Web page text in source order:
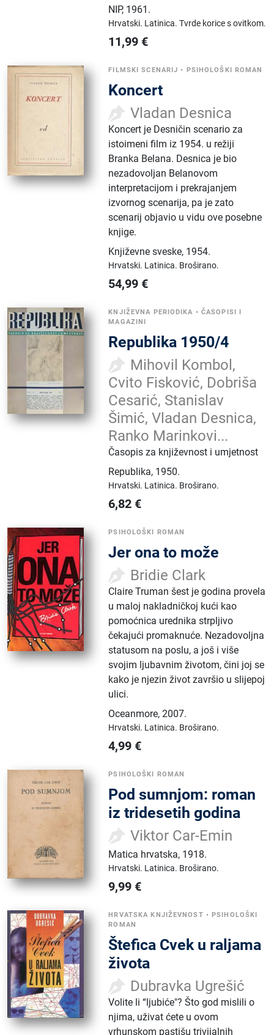
NIP, 1961.
Hrvatski. Latinica.Tvrde korice s ovitkom.
11,99 €
FILMSKI SCENARIJ • PSIHOLOŠKI ROMAN
Koncert
Vladan Desnica
Koncert je Desničin scenario za
istoimeni film iz 1954. u režiji
Branka Belana. Desnica je bio
nezadovoljan Belanovom
interpretacijom i prekrajanjem
izvornog scenarija, pa je zato
scenarij objavio u vidu ove posebne
knjige.
Književne sveske, 1954.
Hrvatski. Latinica. Broširano.
54,99 €
KNJIŽEVNA PERIODIKA • ČASOPISI I
MAGAZINI
Republika 1950/4
Mihovil Kombol,
Cvito Fisković, Dobriša
Cesarić, Stanislav
Šimić, Vladan Desnica,
Ranko Marinkovi...
Časopis za književnost i umjetnost
Republika, 1950.
Hrvatski. Latinica. Broširano.
6,82 €
PSIHOLOŠKI ROMAN
Jer ona to može
Bridie Clark
Claire Truman šest je godina provela
u maloj nakladničkoj kući kao
pomoćnica urednika strpljivo
čekajući promaknuće. Nezadovoljna
statusom na poslu, a još i više
svojim ljubavnim životom, čini joj se
kako je njezin život završio u slijepoj
ulici.
Oceanmore,2007.
Hrvatski. Latinica. Broširano.
4,99 €
PSIHOLOŠKI ROMAN
Pod sumnjom: roman
iz tridesetih godina
Viktor Car-Emin
Matica hrvatska, 1918.
Hrvatski. Latinica. Broširano.
9,99 €
HRVATSKA KNJIŽEVNOST •PSIHOLOŠKI
ROMAN
Štefica Cvek u raljama
života
Dubravka Ugrešić
Volite li “ljubiće"? Što god mislili o
njima, uživat ćete u ovom
vrhunskom pastišu trivijalnih